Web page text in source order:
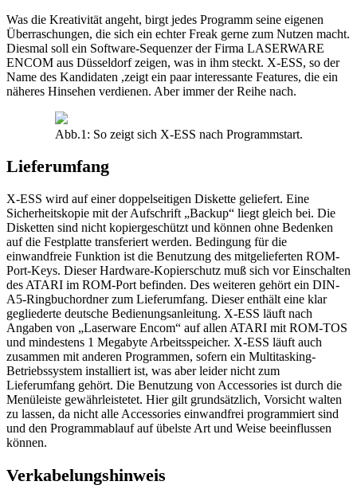
Was die Kreativität angeht, birgt jedes Programm seine eigenen
Überraschungen, die sich ein echter Freak gerne zum Nutzen macht.
Diesmal soll ein Software-Sequenzer der Firma LASERWARE
ENCOM aus Düsseldorf zeigen, was in ihm steckt. X-ESS, so der
Name des Kandidaten ,zeigt ein paar interessante Features, die ein
näheres Hinsehen verdienen. Aber immer der Reihe nach.
Abb.1: So zeigt sich X-ESS nach Programmstart.
Lieferumfang
X-ESS wird auf einer doppelseitigen Diskette geliefert. Eine
Sicherheitskopie mit der Aufschrift „Backup“ liegt gleich bei. Die
Disketten sind nicht kopiergeschützt und können ohne Bedenken
auf die Festplatte transferiert werden. Bedingung für die
einwandfreie Funktion ist die Benutzung des mitgelieferten ROM-
Port-Keys. Dieser Hardware-Kopierschutz muß sich vor Einschalten
des ATARI im ROM-Port befinden. Des weiteren gehört ein DIN-
A5-Ringbuchordner zum Lieferumfang. Dieser enthält eine klar
gegliederte deutsche Bedienungsanleitung. X-ESS läuft nach
Angaben von „Laserware Encom“ auf allen ATARI mit ROM-TOS
und mindestens 1 Megabyte Arbeitsspeicher. X-ESS läuft auch
zusammen mit anderen Programmen, sofern ein Multitasking-
Betriebssystem installiert ist, was aber leider nicht zum
Lieferumfang gehört. Die Benutzung von Accessories ist durch die
Menüleiste gewährleistetet. Hier gilt grundsätzlich, Vorsicht walten
zu lassen, da nicht alle Accessories einwandfrei programmiert sind
und den Programmablauf auf übelste Art und Weise beeinflussen
können.
Verkabelungshinweis